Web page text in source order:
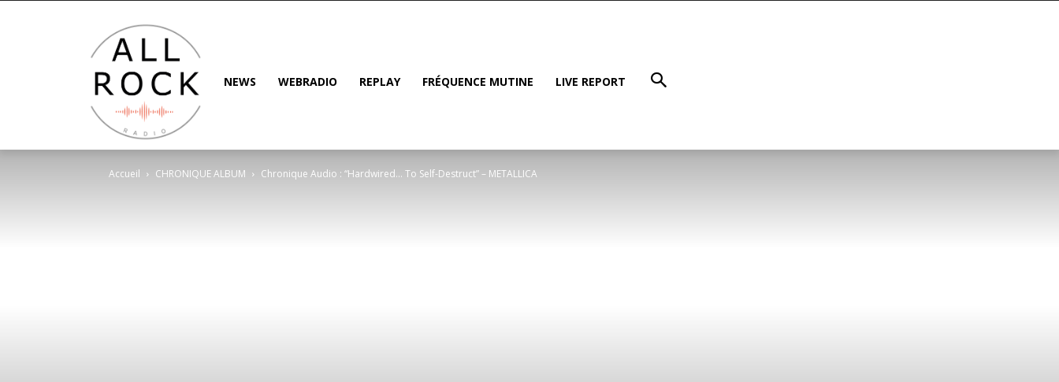
NEWS WEBRADIO REPLAY FRÉQUENCE MUTINE LIVE REPORT
Accueil CHRONIQUE ALBUM Chronique Audio : “Hardwired… To Self-Destruct” – METALLICA